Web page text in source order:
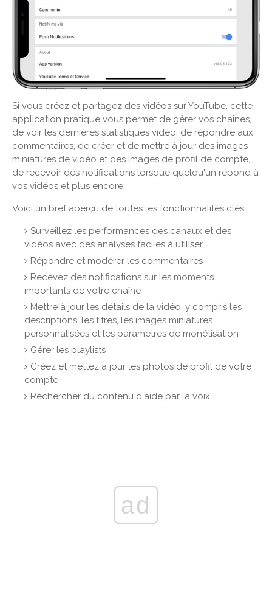
Si vous créez et partagez des vidéos sur YouTube, cette
application pratique vous permet de gérer vos chaînes,
de voir les dernières statistiques vidéo, de répondre aux
commentaires, de créer et de mettre à jour des images
miniatures de vidéo et des images de profil de compte,
de recevoir des notifications lorsque quelqu'un répond à
vos vidéos et plus encore.
Voici un bref aperçu de toutes les fonctionnalités clés:
Surveillez les performances des canaux et des
vidéos avec des analyses faciles à utiliser
Répondre et modérer les commentaires
Recevez des notifications sur les moments
importants de votre chaîne
Mettre à jour les détails de la vidéo, y compris les
descriptions, les titres, les images miniatures
personnalisées et les paramètres de monétisation
Gérer les playlists
Créez et mettez à jour les photos de profil de votre
compte
Rechercher du contenu d'aide par la voix
ad